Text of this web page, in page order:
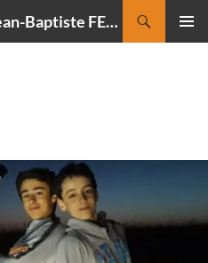
CIELMANIA : le blog de Jean-Baptiste FELDMANN, photographe du ciel